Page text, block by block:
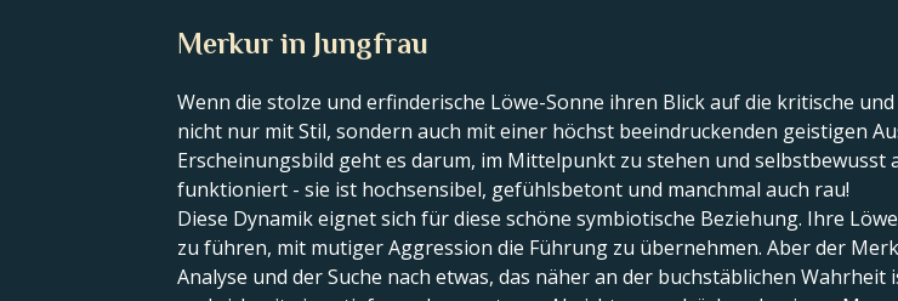
Merkur in Jungfrau
Wenn die stolze und erfinderische Löwe-Sonne ihren Blick auf die kritische
nicht nur mit Stil, sondern auch mit einer höchst beeindruckenden geistigen
Erscheinungsbild geht es darum, im Mittelpunkt zu stehen und
funktioniert - sie ist hochsensibel, gefühlsbetont und manchmal auch rau!
Diese Dynamik eignet sich für diese schöne symbiotische Beziehung. Ihre
zu führen, mit mutiger Aggression die Führung zu übernehmen. Aber der
Analyse und der Suche nach etwas, das näher an der buchstäblichen